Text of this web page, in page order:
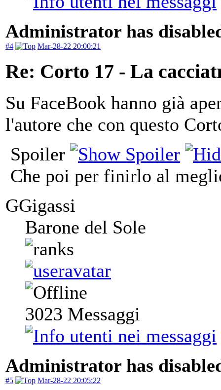
Administrator has
#4 Mar-28-22 20:00:21
Re: Corto 17 - La
Su FaceBook hanno già
l'autore che con questo
Spoiler
Che poi per finirlo al
GGigassi
Barone del Sole
3023 Messaggi
Administrator has
#5 Mar-28-22 20:05:22